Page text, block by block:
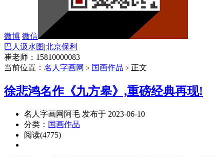
微博 微信
巴人汲水图|北京保利
崔老师：15810000083
当前位置： 名人字画网 > 国画作品 > 正文
徐悲鸿名作《九方皋》,重磅经典再现!
名人字画网阿毛 发布于 2023-06-10
分类： 国画作品
阅读(4775)